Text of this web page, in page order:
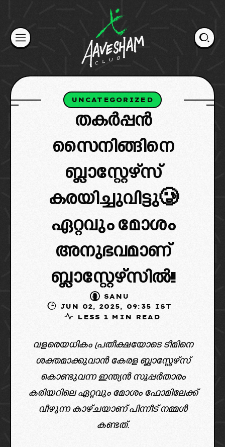
content
UNCATEGORIZED
തകർപ്പൻ
സൈനിങ്ങിനെ
ബ്ലാസ്റ്റേഴ്‌സ്
കരയിച്ചുവിട്ടു🥲
ഏറ്റവും മോശം
അനുഭവമാണ്
ബ്ലാസ്റ്റേഴ്സിൽ!!
SANU
JUN 02, 2025, 09:35 IST
LESS 1 MIN READ
വളരെയധികം പ്രതീക്ഷയോടെ ടീമിനെ
ശക്തമാക്കുവാൻ കേരള ബ്ലാസ്റ്റേഴ്സ്
കൊണ്ടുവന്ന ഇന്ത്യൻ സൂപ്പർതാരം
കരിയറിലെ ഏറ്റവും മോശം ഫോമിലേക്ക്
വീഴുന്ന കാഴ്ചയാണ് പിന്നീട് നമ്മൾ
കണ്ടത്.